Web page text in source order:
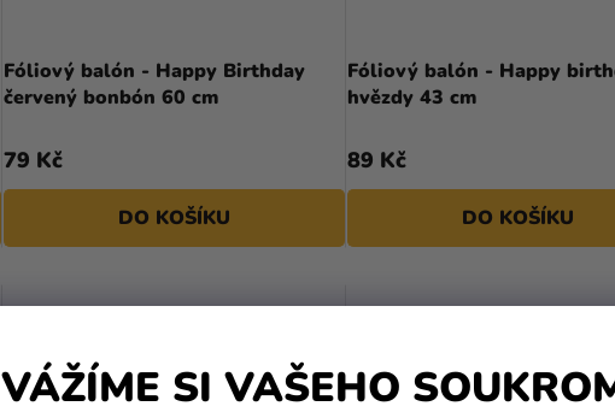
VÁŽÍME SI VAŠEHO
Fóliový balón - Happy Birthday
červený bonbón 60 cm
79 Kč
DO KOŠÍKU
Fóliový balón - Happy
hvězdy 43 cm
89 Kč
DO KOŠÍKU